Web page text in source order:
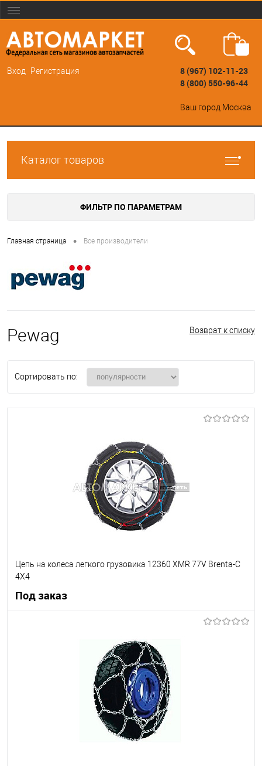
Вход Регистрация
8 (967) 102-11-23
8 (800) 550-96-44
Ваш город Москва
Каталог товаров
ФИЛЬТР ПО ПАРАМЕТРАМ
Главная страница • Все производители
Возврат к списку
Pewag
Сортировать по:
Цепь на колеса легкого грузовика 12360 XMR 77V Brenta-C
4X4
Под заказ
Недоступно